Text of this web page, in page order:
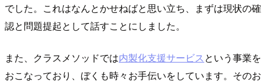
でした。これはなんとかせねばと思い立ち、まずは現状の確
認と問題提起として話すことにしました。
また、クラスメソッドでは内製化支援サービスという事業を
おこなっており、ぼくも時々お手伝いをしています。そのお